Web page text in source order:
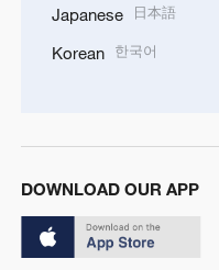
Japanese 日本語
Korean 한국어
DOWNLOAD OUR APP